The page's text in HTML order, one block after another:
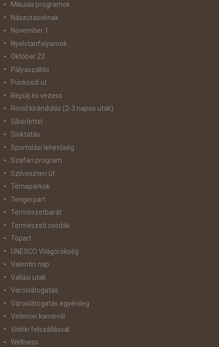
Mikulás programok
Nászutasoknak
November 1
Nyelvtanfolyamok
Október 23
Pályaszállás
Pünkösdi út
Repülj és vezess
Rövid kirándulás (2-3 napos utak)
Síbérlettel
Síoktatás
Sportolási lehetőség
Szafari program
Szilveszteri út
Témaparkok
Tengerpart
Természetbarát
Természeti csodák
Tópart
UNESCO Világörökség
Valentin nap
Vallási utak
Városlátogatás
Városlátogatás egyénileg
Velencei karnevál
Vidéki felszállással
Wellness